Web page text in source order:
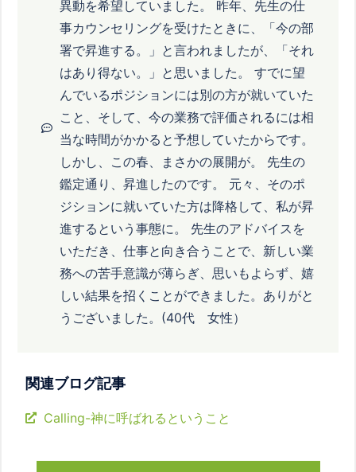
異動を希望していました。 昨年、先生の仕
事カウンセリングを受けたときに、「今の部
署で昇進する。」と言われましたが、「それ
はあり得ない。」と思いました。 すでに望
んでいるポジションには別の方が就いていた
こと、そして、今の業務で評価されるには相
当な時間がかかると予想していたからです。
しかし、この春、まさかの展開が。 先生の
鑑定通り、昇進したのです。 元々、そのポ
ジションに就いていた方は降格して、私が昇
進するという事態に。 先生のアドバイスを
いただき、仕事と向き合うことで、新しい業
務への苦手意識が薄らぎ、思いもよらず、嬉
しい結果を招くことができました。ありがと
うございました。(40代 女性）
関連ブログ記事
Calling-神に呼ばれるということ